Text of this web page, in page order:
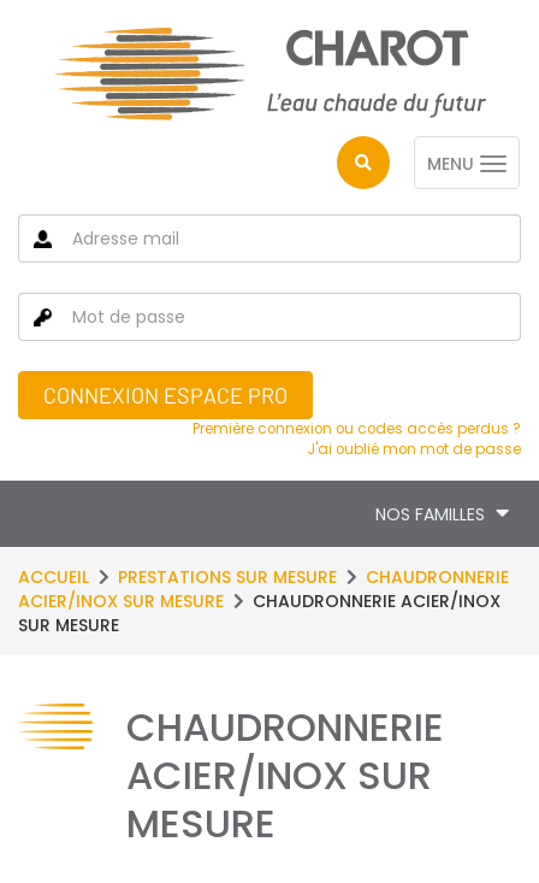
MENU
CONNEXION ESPACE PRO
Première connexion ou codes accès perdus ?
J'ai oublié mon mot de passe
NOS FAMILLES
ACCUEIL PRESTATIONS SUR MESURE
CHAUDRONNERIE
ACIER/INOX SUR MESURE
CHAUDRONNERIE ACIER/INOX
SUR MESURE
CHAUDRONNERIE
ACIER/INOX SUR
MESURE